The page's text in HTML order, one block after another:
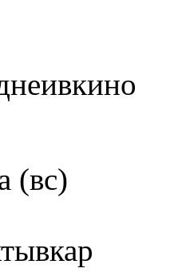
(вс)